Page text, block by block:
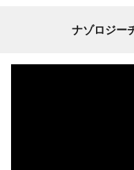
ナゾロジー